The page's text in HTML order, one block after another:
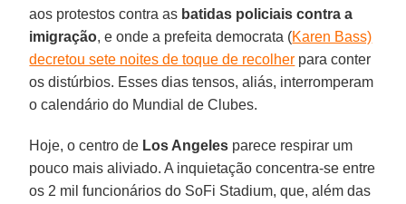
aos protestos contra as batidas policiais contra a
imigração, e onde a prefeita democrata (Karen Bass)
decretou sete noites de toque de recolher para conter
os distúrbios. Esses dias tensos, aliás, interromperam
o calendário do Mundial de Clubes.
Hoje, o centro de Los Angeles parece respirar um
pouco mais aliviado. A inquietação concentra-se entre
os 2 mil funcionários do SoFi Stadium, que, além das